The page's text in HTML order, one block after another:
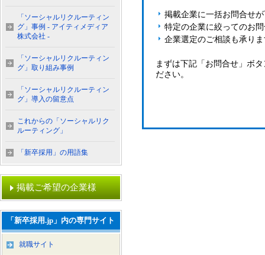
掲載企業に一括お問合せ
特定の企業に絞ってのお
企業選定のご相談も承り
まずは下記「お問合せ」ボ
ださい。
「ソーシャルリクルーティン
グ」事例 - アイティメディア
株式会社 -
「ソーシャルリクルーティン
グ」取り組み事例
「ソーシャルリクルーティン
グ」導入の留意点
これからの「ソーシャルリク
ルーティング」
「新卒採用」の用語集
掲載ご希望の企業様
「新卒採用.jp」内の専門サイト
就職サイト